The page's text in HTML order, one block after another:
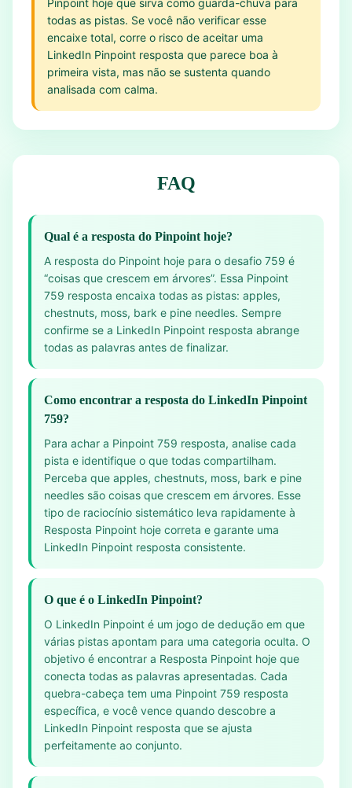
Pinpoint hoje que sirva como guarda-chuva para
todas as pistas. Se você não verificar esse
encaixe total, corre o risco de aceitar uma
LinkedIn Pinpoint resposta que parece boa à
primeira vista, mas não se sustenta quando
analisada com calma.
FAQ
Qual é a resposta do Pinpoint hoje?
A resposta do Pinpoint hoje para o desafio 759 é
“coisas que crescem em árvores”. Essa Pinpoint
759 resposta encaixa todas as pistas: apples,
chestnuts, moss, bark e pine needles. Sempre
confirme se a LinkedIn Pinpoint resposta abrange
todas as palavras antes de finalizar.
Como encontrar a resposta do LinkedIn Pinpoint
759?
Para achar a Pinpoint 759 resposta, analise cada
pista e identifique o que todas compartilham.
Perceba que apples, chestnuts, moss, bark e pine
needles são coisas que crescem em árvores. Esse
tipo de raciocínio sistemático leva rapidamente à
Resposta Pinpoint hoje correta e garante uma
LinkedIn Pinpoint resposta consistente.
O que é o LinkedIn Pinpoint?
O LinkedIn Pinpoint é um jogo de dedução em que
várias pistas apontam para uma categoria oculta. O
objetivo é encontrar a Resposta Pinpoint hoje que
conecta todas as palavras apresentadas. Cada
quebra-cabeça tem uma Pinpoint 759 resposta
específica, e você vence quando descobre a
LinkedIn Pinpoint resposta que se ajusta
perfeitamente ao conjunto.